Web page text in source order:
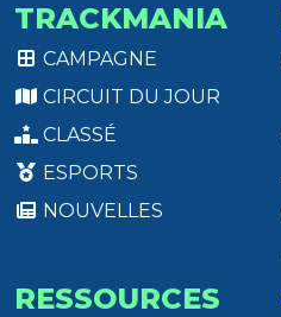
TRACKMANIA
CAMPAGNE
CIRCUIT DU JOUR
CLASSÉ
ESPORTS
NOUVELLES
RESSOURCES